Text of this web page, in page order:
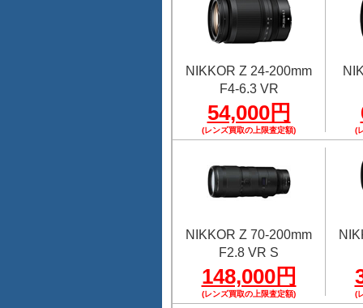
NIKKOR Z 24-200mm
F4-6.3 VR
54,000円
(レンズ買取の上限査定額) (
NIKKOR Z 70-200mm
F2.8 VR S
148,000円
(レンズ買取の上限査定額) (